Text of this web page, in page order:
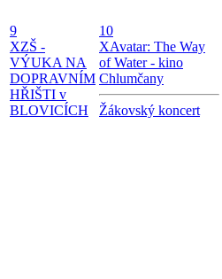
9
XZŠ -
VÝUKA NA
DOPRAVNÍM
HŘIŠTI v
BLOVICÍCH
10
XAvatar: The Way
of Water - kino
Chlumčany
Žákovský koncert